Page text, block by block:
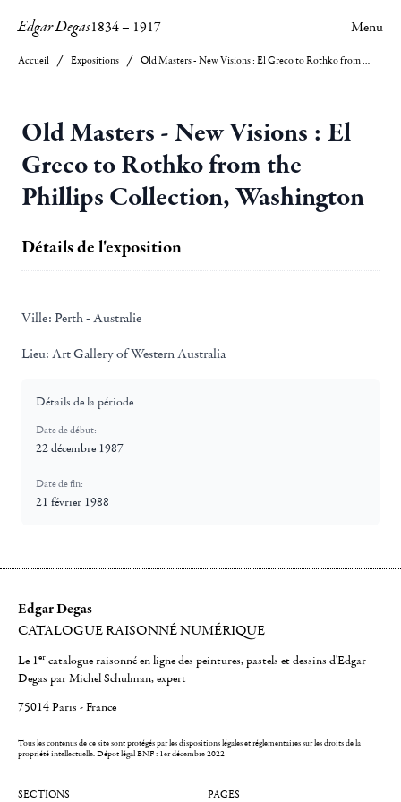
Edgar Degas1834– 1917 Menu
Accueil Expositions Old Masters - New Visions : El Greco to Rothko from the Phillips Collection, Washington
Old Masters - New Visions : El
Greco to Rothko from the
Phillips Collection, Washington
Détails de l'exposition
Ville: Perth - Australie
Lieu: Art Gallery of Western Australia
Détails de la période
Date de début:
22 décembre 1987
Date de fin:
21 février 1988
Edgar Degas
CATALOGUE RAISONNÉ NUMÉRIQUE
Le 1er catalogue raisonné en ligne des peintures, pastels et dessins d'Edgar
Degas par Michel Schulman, expert
75014 Paris - France
Tous les contenus de ce site sont protégés par les dispositions légales et réglementaires sur les droits de la
propriété intellectuelle.Dépot légal BNF : 1er décembre 2022
SECTIONS PAGES